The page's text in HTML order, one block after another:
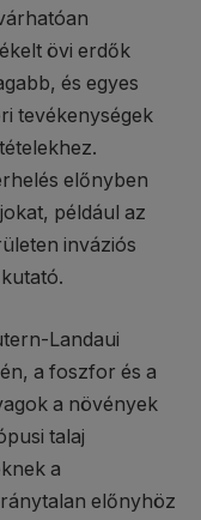
övi erdők
és egyes
tevékenységek
előnyben
például az
inváziós
Landaui
a foszfor és a
a növények
talaj
a
előnyhöz